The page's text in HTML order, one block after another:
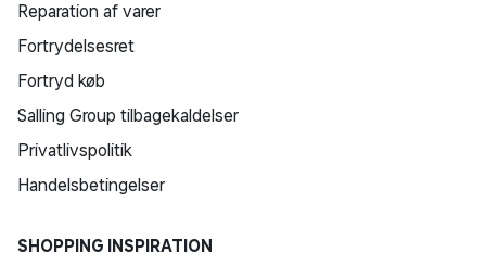
Reparation af varer
Fortrydelsesret
Fortryd køb
Salling Group tilbagekaldelser
Privatlivspolitik
Handelsbetingelser
SHOPPING INSPIRATION